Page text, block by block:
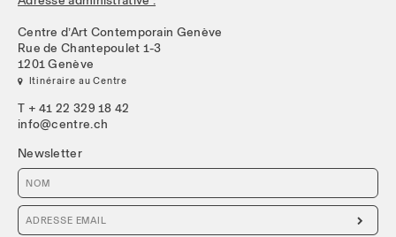
Centre d’Art Contemporain Genève
Rue de Chantepoulet 1-3
1201 Genève
 Itinéraire au Centre
T + 41 22 329 18 42
info@centre.ch
Newsletter
